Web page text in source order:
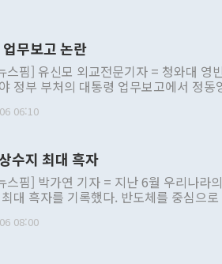
무보고 논란
스핌] 유신모 외교전문기자 = 청와대 영
정부 부처의 대통령 업무보고에서 정
는 정부 내 조율을 거치지 않은 사안을 정
망에 근거한 비현실적 구상'이라는 비판
정책 관련 발언이 물의를 빚은 적은 여
관이 공개적으로 부정적 입장을 표명한
한 대북 접근법과 월권을 제어해야 한다
06:10
수지 최대 흑자
스핌] 박가연 기자 = 지난 6월 우리나라
대 흑자를 기록했다. 반도체를 중심으
6월 국제수지(잠정)'에 따르
08:00